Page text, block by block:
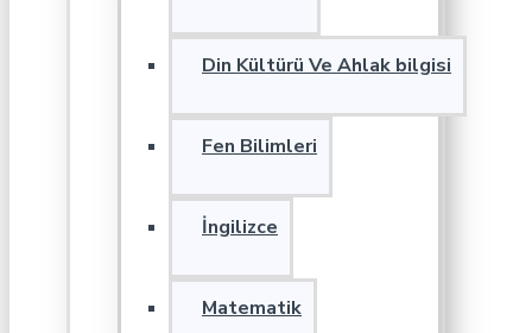
Din Kültürü Ve Ahlak bilgisi
Fen Bilimleri
İngilizce
Matematik